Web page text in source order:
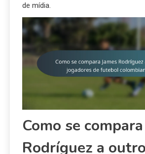
de mídia.
Como se
Rodríguez a